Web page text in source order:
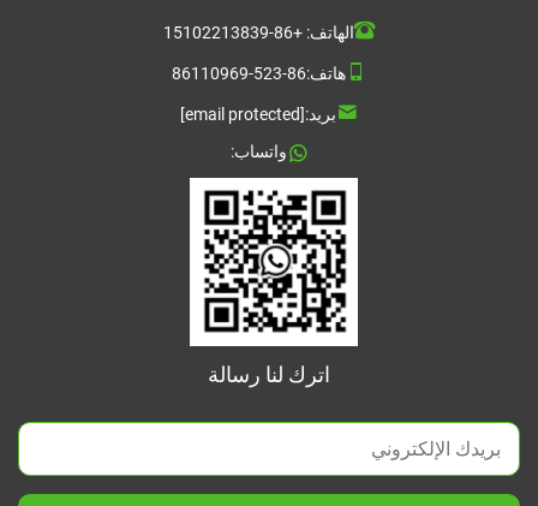
الهاتف:+86-15102213839
هاتف:86-523-86110969
بريد:[email protected]
واتساب:
اترك لنا رسالة